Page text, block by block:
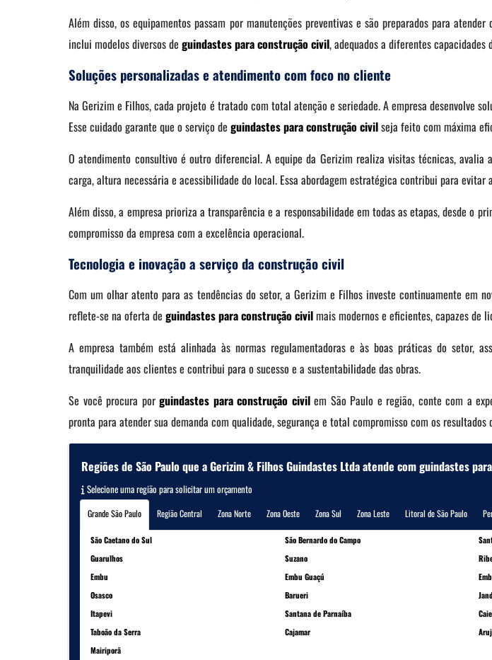
Além disso, os equipamentos passam por manutenções preventivas e são preparados para
inclui modelos diversos deguindastes para construção civil, adequados a diferentes
Soluções personalizadas e atendimento com foco no cliente
Na Gerizim e Filhos, cada projeto é tratado com total atenção e seriedade. A empresa desenvolve
Esse cuidado garante que o serviço deguindastes paraconstrução civilseja feito com máxima
O atendimento consultivo é outro diferencial. A equipe da Gerizim realiza visitas técnicas,
carga, altura necessária e acessibilidade do local. Essa abordagem estratégica contribui para evitar
Além disso, a empresa prioriza a transparência e a responsabilidade em todas as etapas, desde
compromisso da empresa com a excelência operacional.
Tecnologia e inovação a serviço da construção civil
Com um olhar atento para as tendências do setor, a Gerizim e Filhos investe continuamente em
reflete-se na oferta deguindastes para construção civilmais modernos e eficientes, capazes de
A empresa também está alinhada às normas regulamentadoras e às boas práticas do setor,
tranquilidade aos clientes e contribui para o sucesso e a sustentabilidade das obras.
Se você procura porguindastes para construção civilem São Paulo e região, conte com a
pronta para atender sua demanda com qualidade, segurança e total compromisso com os resultados
Regiões de São Paulo que a Gerizim & Filhos Guindastes Ltda atende com guindastes
Selecione uma região para solicitar um orçamento
Grande São Paulo Região Central Zona Norte Zona Oeste Zona Sul Zona Leste Litoral de São Paulo
São Caetano do Sul São Bernardo do Campo
Guarulhos
Suzano
Embu
Embu Guaçú
Osasco
Barueri
Itapevi
Santana de Parnaíba
Taboão da Serra
Cajamar
Mairiporã